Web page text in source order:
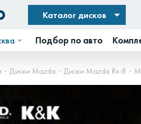
Каталог дисков
Подбор по авто
Диски Mazda Диски Mazda Rx-8